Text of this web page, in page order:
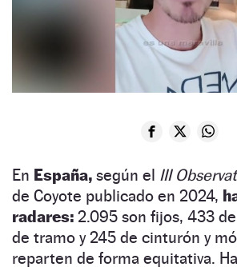
En España, según el III
de Coyote publicado en 2024,
radares: 2.095 son fijos, 433
de tramo y 245 de cinturón y
reparten de forma equitativa.